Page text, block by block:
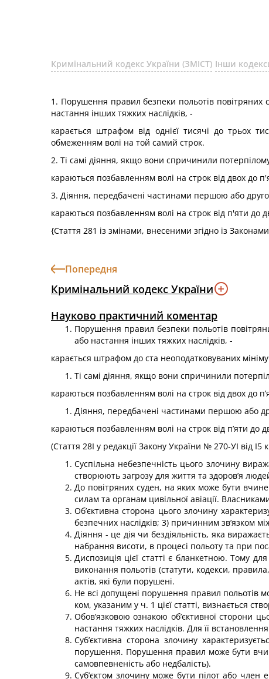
Кримінальний кодекс України (ЗМІСТ) Інши
1. Порушення правил безпеки польотів
настання інших тяжких наслідків, -
карається штрафом від однієї тисячі до трьох
обмеженням волі на той самий строк.
2. Ті самі діяння, якщо вони спричинили
караються позбавленням волі на строк від двох до
3. Діяння, передбачені частинами першою або
караються позбавленням волі на строк від п'яти до
{Стаття 281 із змінами, внесеними згідно із Законами
Попередня
Кримінальний кодекс України
Науково практичний коментар
Порушення правил безпеки польотів
або настання інших тяжких наслідків, -
карається штрафом до ста неоподатковуваних
Ті самі діяння, якщо вони спричинили
караються позбавленням волі на строк від двох до
Діяння, передбачені частинами першою або
караються позбавленням волі на строк від п’яти до
(Стаття 28І у редакції Закону України № 270-УІ від І5
Суспільна небезпечність цього злочину
ство­рюють загрозу для життя та здоров’я
До повітряних суден, на яких може бути
силам та органам цивільної авіації.
Об’єктивна сторона цього злочину
безпечних наслідків; 3) причинним зв’язком
Діяння - це дія чи бездіяльність, яка
на­брання висоти, в процесі польоту та при
Диспозиція цієї статті є бланкетною. Тому
виконання польотів (статути, кодекси,
актів, які були порушені.
Не всі допущені порушення правил польотів
ком, указаним у ч. 1 цієї статті, визнається
Обов’язковою ознакою об’єктивної сторони
настан­ня тяжких наслідків. Для її
Суб’єктивна сторона злочину
порушення. Порушення правил може бути
самовпевненість або не­дбалість).
Суб’єктом злочину може бути пілот або член